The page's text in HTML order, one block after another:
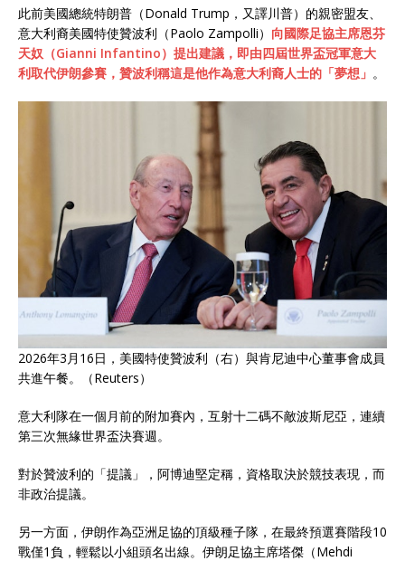
此前美國總統特朗普（Donald Trump，又譯川普）的親密盟友、
意大利裔美國特使贊波利（Paolo Zampolli） 向國際足協主席恩芬
天奴（Gianni Infantino）提出建議，即由四屆世界盃冠軍意大
利取代伊朗參賽，贊波利稱這是他作為意大利裔人士的「夢想」 。
2026年3月16日，美國特使贊波利（右）與肯尼迪中心董事會成員
共進午餐。（Reuters）
意大利隊在一個月前的附加賽內，互射十二碼不敵波斯尼亞，連續
第三次無緣世界盃決賽週。
對於贊波利的「提議」，阿博迪堅定稱，資格取決於競技表現，而
非政治提議。
另一方面，伊朗作為亞洲足協的頂級種子隊，在最終預選賽階段10
戰僅1負，輕鬆以小組頭名出線。伊朗足協主席塔傑（Mehdi